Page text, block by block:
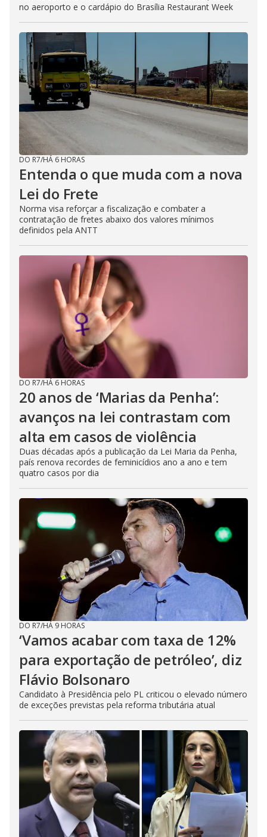
no aeroporto e o cardápio do Brasília Restaurant Week
DO R7/HÁ 6 HORAS
Entenda o que muda com a nova
Lei do Frete
Norma visa reforçar a fiscalização e combater a
contratação de fretes abaixo dos valores mínimos
definidos pela ANTT
DO R7/HÁ 6 HORAS
20 anos de ‘Marias da Penha’:
avanços na lei contrastam com
alta em casos de violência
Duas décadas após a publicação da Lei Maria da Penha,
país renova recordes de feminicídios ano a ano e tem
quatro casos por dia
DO R7/HÁ 9 HORAS
‘Vamos acabar com taxa de 12%
para exportação de petróleo’, diz
Flávio Bolsonaro
Candidato à Presidência pelo PL criticou o elevado número
de exceções previstas pela reforma tributária atual